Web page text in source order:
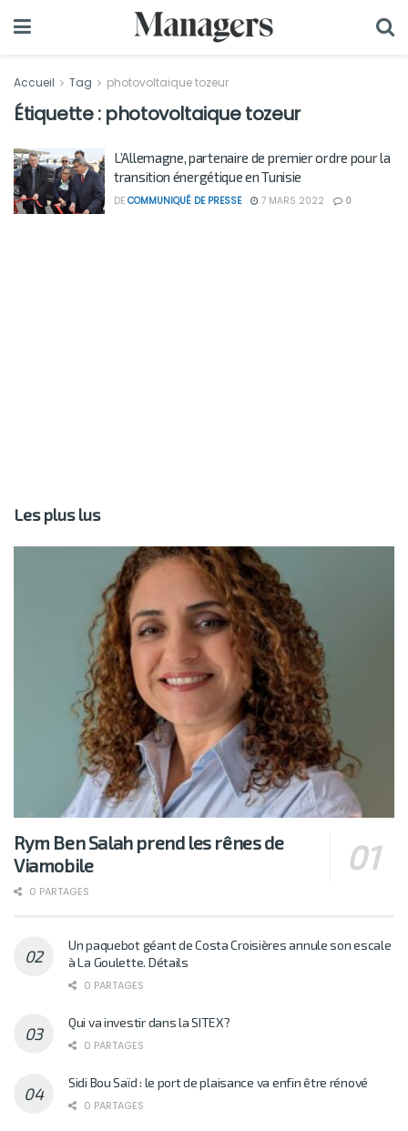
Accueil Tag photovoltaique tozeur
Étiquette : photovoltaique tozeur
L’Allemagne, partenaire de premier ordre pour la
transition énergétique en Tunisie
DE COMMUNIQUÉ DE PRESSE 7 MARS 2022 0
Les plus lus
Rym Ben Salah prend les rênes de
Viamobile
0 PARTAGES
Un paquebot géant de Costa Croisières annule son escale
à La Goulette. Détails
0 PARTAGES
Qui va investir dans la SITEX?
0 PARTAGES
Sidi Bou Saïd : le port de plaisance va enfin être rénové
0 PARTAGES